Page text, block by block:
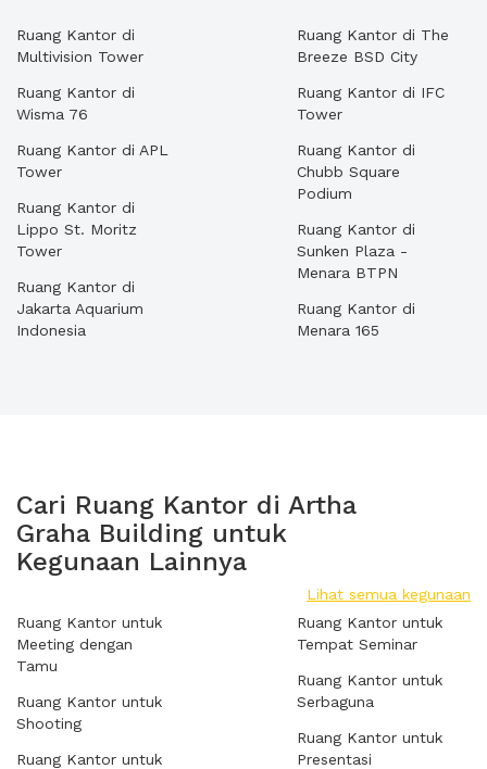
Ruang Kantor di
Multivision Tower
Ruang Kantor di
Wisma 76
Ruang Kantor di APL
Tower
Ruang Kantor di
Lippo St. Moritz
Tower
Ruang Kantor di
Jakarta Aquarium
Indonesia
Ruang Kantor di The
Breeze BSD City
Ruang Kantor di IFC
Tower
Ruang Kantor di
Chubb Square
Podium
Ruang Kantor di
Sunken Plaza -
Menara BTPN
Ruang Kantor di
Menara 165
Cari Ruang Kantor di Artha
Graha Building untuk
Kegunaan Lainnya
Lihat semua kegunaan
Ruang Kantor untuk
Meeting dengan
Tamu
Ruang Kantor untuk
Shooting
Ruang Kantor untuk
Ruang Kantor untuk
Tempat Seminar
Ruang Kantor untuk
Serbaguna
Ruang Kantor untuk
Presentasi